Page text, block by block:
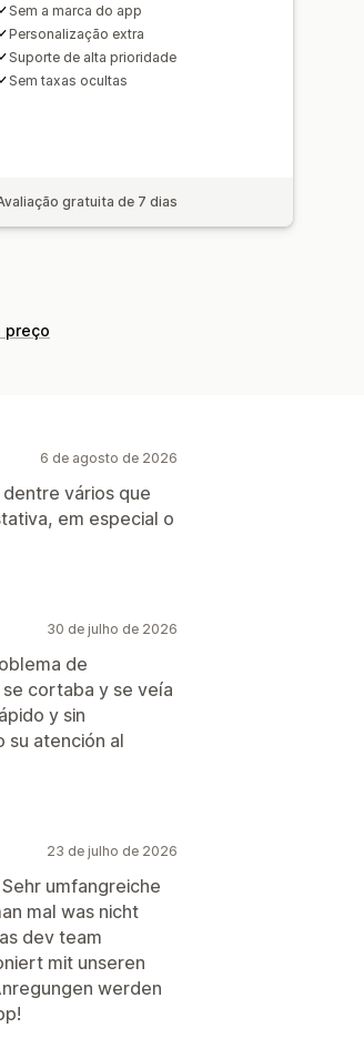
Sem a marca do app
Personalização extra
Suporte de alta prioridade
Sem taxas ocultas
gratuita de 7 dias
preço
6 de agosto de 2026
vários que
em especial o
30 de julho de 2026
de
cortaba y se veía
y sin
su atención al
23 de julho de 2026
umfangreiche
mal was nicht
dev team
mit unseren
werden